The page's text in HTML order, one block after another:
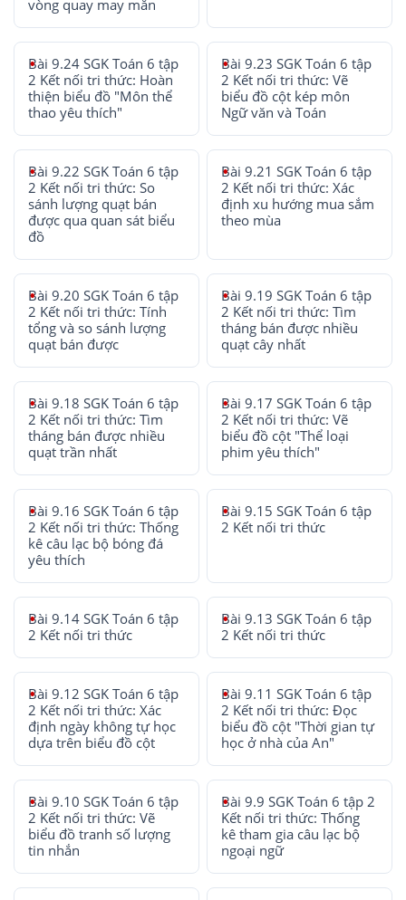
vòng quay may mắn
Bài 9.24 SGK Toán 6 tập
2 Kết nối tri thức: Hoàn
thiện biểu đồ "Môn thể
thao yêu thích"
Bài 9.23 SGK Toán 6 tập
2 Kết nối tri thức: Vẽ
biểu đồ cột kép môn
Ngữ văn và Toán
Bài 9.22 SGK Toán 6 tập
2 Kết nối tri thức: So
sánh lượng quạt bán
được qua quan sát biểu
đồ
Bài 9.21 SGK Toán 6 tập
2 Kết nối tri thức: Xác
định xu hướng mua sắm
theo mùa
Bài 9.20 SGK Toán 6 tập
2 Kết nối tri thức: Tính
tổng và so sánh lượng
quạt bán được
Bài 9.19 SGK Toán 6 tập
2 Kết nối tri thức: Tìm
tháng bán được nhiều
quạt cây nhất
Bài 9.18 SGK Toán 6 tập
2 Kết nối tri thức: Tìm
tháng bán được nhiều
quạt trần nhất
Bài 9.17 SGK Toán 6 tập
2 Kết nối tri thức: Vẽ
biểu đồ cột "Thể loại
phim yêu thích"
Bài 9.16 SGK Toán 6 tập
2 Kết nối tri thức: Thống
kê câu lạc bộ bóng đá
yêu thích
Bài 9.15 SGK Toán 6 tập
2 Kết nối tri thức
Bài 9.14 SGK Toán 6 tập
2 Kết nối tri thức
Bài 9.13 SGK Toán 6 tập
2 Kết nối tri thức
Bài 9.12 SGK Toán 6 tập
2 Kết nối tri thức: Xác
định ngày không tự học
dựa trên biểu đồ cột
Bài 9.11 SGK Toán 6 tập
2 Kết nối tri thức: Đọc
biểu đồ cột "Thời gian tự
học ở nhà của An"
Bài 9.10 SGK Toán 6 tập
2 Kết nối tri thức: Vẽ
biểu đồ tranh số lượng
tin nhắn
Bài 9.9 SGK Toán 6 tập 2
Kết nối tri thức: Thống
kê tham gia câu lạc bộ
ngoại ngữ